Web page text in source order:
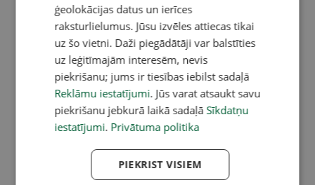
ģeolokācijas datus un ierīces
raksturlielumus. Jūsu izvēles attiecas tikai
uz šo vietni. Daži piegādātāji var balstīties
uz leģitīmajām interesēm, nevis
piekrišanu; jums ir tiesības iebilst sadaļā
Reklāmu iestatījumi. Jūs varat atsaukt savu
piekrišanu jebkurā laikā sadaļā Sīkdatņu
iestatījumi. Privātuma politika
PIEKRIST VISIEM